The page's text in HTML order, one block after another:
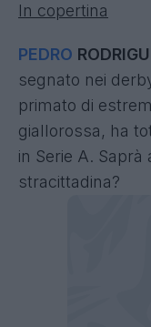
In copertina
PEDRO
segnato nei
primato di
giallorossa, ha
in Serie A.
stracittadina?